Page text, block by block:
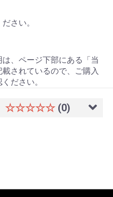
さい。
、ページ下部にある「当
されているので、ご購入
ださい。
☆☆☆☆☆ (0)